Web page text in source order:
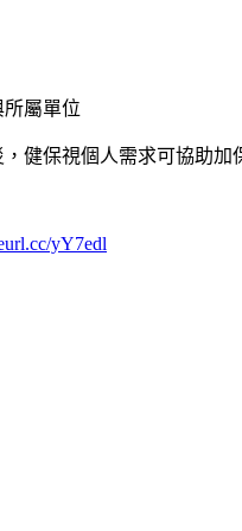
所屬單位
健保視個人需求可協助加
yY7edl